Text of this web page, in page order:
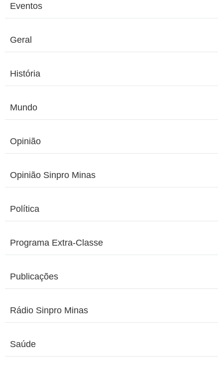
Eventos
Geral
História
Mundo
Opinião
Opinião Sinpro Minas
Política
Programa Extra-Classe
Publicações
Rádio Sinpro Minas
Saúde